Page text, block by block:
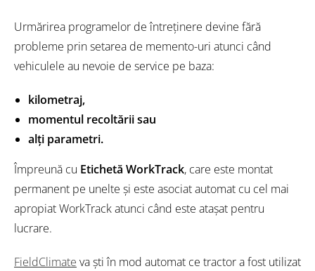
Urmărirea programelor de întreținere devine fără
probleme prin setarea de memento-uri atunci când
vehiculele au nevoie de service pe baza:
kilometraj,
momentul recoltării sau
alți parametri.
Împreună cu Etichetă WorkTrack, care este montat
permanent pe unelte și este asociat automat cu cel mai
apropiat WorkTrack atunci când este atașat pentru
lucrare.
FieldClimate va ști în mod automat ce tractor a fost utilizat